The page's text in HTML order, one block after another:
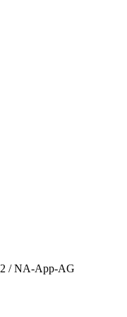
2 / NA-App-AG